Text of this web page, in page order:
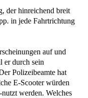
der hinreichend breit
in jede Fahrtrichtung
auf und
er durch sein
Polizeibeamte hat
E-Scooter würden
werden. Welches